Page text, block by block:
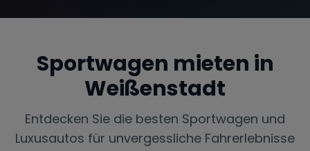
Sportwagen mieten in
Weißenstadt
Entdecken Sie die besten Sportwagen und
Luxusautos für unvergessliche Fahrerlebnisse